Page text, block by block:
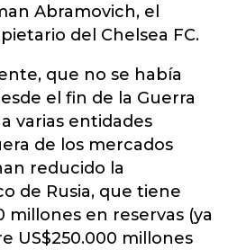
Abramovich, el
del Chelsea FC.
que no se había
el fin de la Guerra
varias entidades
de los mercados
reducido la
de Rusia, que tiene
millones en reservas (ya
US$250.000 millones